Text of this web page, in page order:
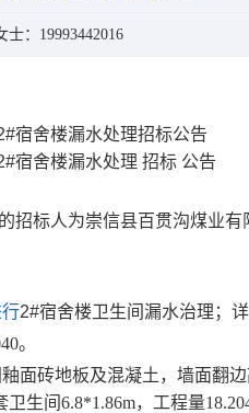
士：19993442016
宿舍楼漏水处理招标公告
宿舍楼漏水处理 招标 公告
招标人为崇信县百贯沟煤业
2#宿舍楼卫生间漏水治理 ；
。
面砖地板及混凝土，墙面翻
卫生间6.8*1.86m，工程量